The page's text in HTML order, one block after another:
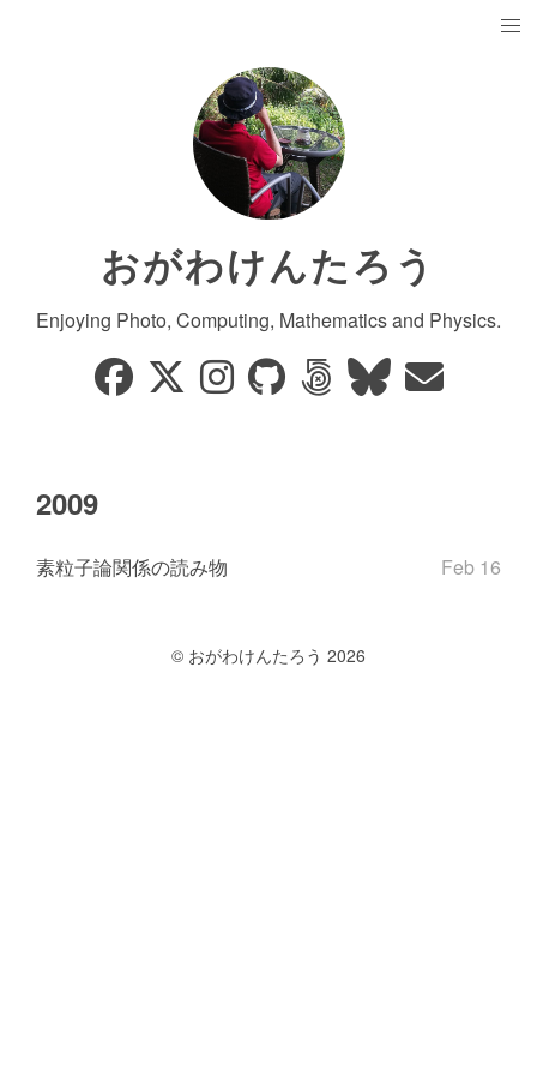
おがわけんたろう
Enjoying Photo, Computing, Mathematics and Physics.
2009
素粒子論関係の読み物 Feb 16
© おがわけんたろう 2026